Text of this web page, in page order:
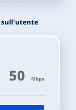
sull'utente
50 Mbps